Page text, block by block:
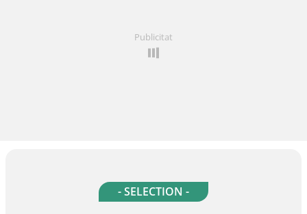
Publicitat
- SELECTION -